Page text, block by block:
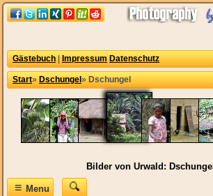
Gästebuch Impressum Datenschutz
Start» Dschungel » Dschungel
Bilder von Urwald: Dschungel
≡Menu